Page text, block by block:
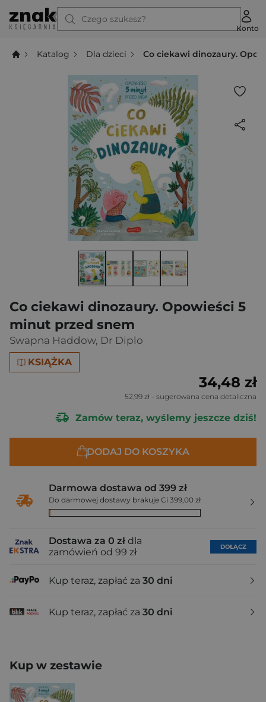
Czego szukasz?
Konto
Katalog Dla dzieci Co ciekawi dinozaury.
Co ciekawi dinozaury. Opowieści 5
minut przed snem
Swapna Haddow, Dr Diplo
KSIĄŻKA
34,48 zł
52,99 zł - sugerowana cena detaliczna
Zamów teraz, wyślemy jeszcze dziś!
DODAJ DO KOSZYKA
Darmowa dostawa od 399 zł
Do darmowej dostawy brakuje Ci 399,00 zł
Dostawa za 0 zł dla
zamówień od 99 zł
DOŁĄCZ
Kup teraz, zapłać za 30 dni
Kup teraz, zapłać za 30 dni
Kup w zestawie